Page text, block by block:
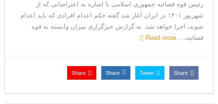
رئیس قوه قضائیه جمهوری اسلامی با اشاره به اعتراضاتی که از
شهریور ۱۴۰۱ در ایران آغاز شد گفته حکم اعدام افرادی که باید اعدام
شوند، اجرا خواهد شد. به گزارش خبرگزاری میزان وابسته به قوه
قضائیه،... Read more
Share
Tweet
Share
Share